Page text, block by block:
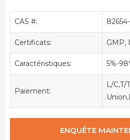
CAS #:
Certificats: GMP,
Caractéristiques: 5%-
Paiement:
L/C,T/
ENQUÊTE